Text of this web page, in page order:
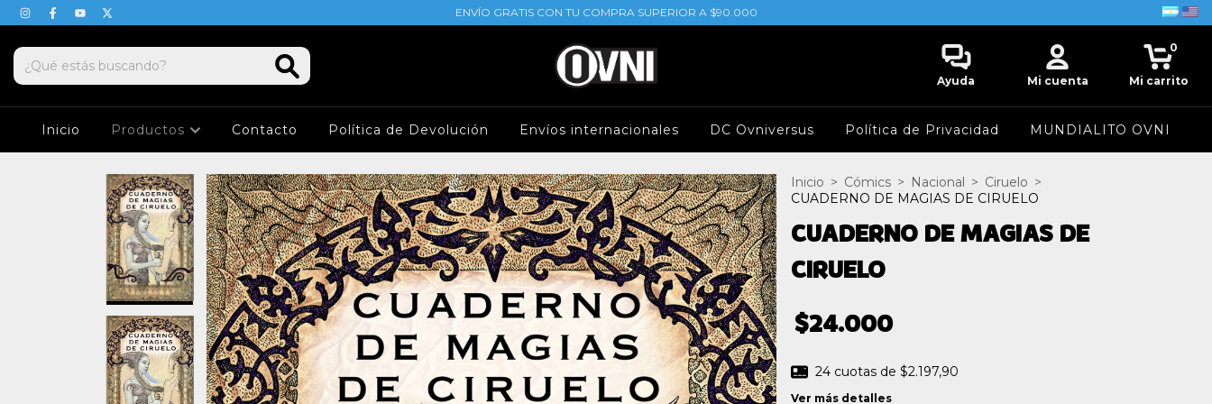
ENVÍO GRATIS CON TU COMPRA SUPERIOR A $90.000
Ayuda Mi cuenta Mi carrito
0
Inicio Productos Contacto Política de Devolución Envíos internacionales DC Ovniversus Política de Privacidad MUNDIALITO OVNI
Inicio > Cómics > Nacional > Ciruelo >
CUADERNO DE MAGIAS DE CIRUELO
CUADERNO DE MAGIAS DE
CIRUELO
$24.000
24 cuotas de $2.197,90
Ver más detalles